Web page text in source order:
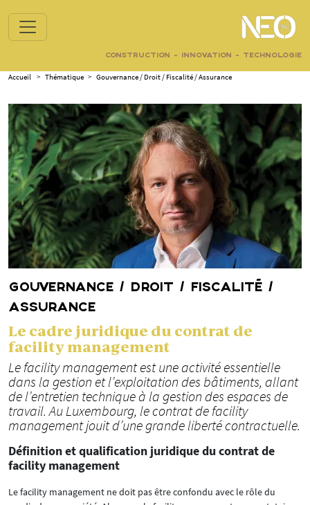
CONSTRUCTION - INNOVATION - TECHNOLOGIE
Accueil > Thématique > Gouvernance / Droit / Fiscalité / Assurance
GOUVERNANCE / DROIT / FISCALITÉ /
ASSURANCE
Le cadre juridique du contrat de
facility management
Le facility management est une activité essentielle
dans la gestion et l’exploitation des bâtiments, allant
de l’entretien technique à la gestion des espaces de
travail. Au Luxembourg, le contrat de facility
management jouit d’une grande liberté contractuelle.
Définition et qualification juridique du contrat de
facility management
Le facility management ne doit pas être confondu avec le rôle du